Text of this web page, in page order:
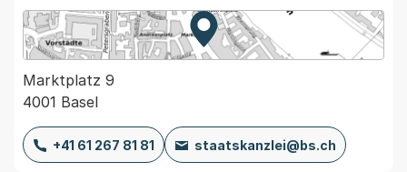
Zur Karte von MapBS.
Externer Link, wird in einem
Marktplatz 9
4001 Basel
+41 61 267 81 81 staatskanzlei@bs.ch